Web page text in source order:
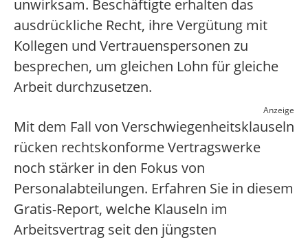
unwirksam. Beschäftigte erhalten das
ausdrückliche Recht, ihre Vergütung mit
Kollegen und Vertrauenspersonen zu
besprechen, um gleichen Lohn für gleiche
Arbeit durchzusetzen.
Anzeige
Mit dem Fall von Verschwiegenheitsklauseln
rücken rechtskonforme Vertragswerke
noch stärker in den Fokus von
Personalabteilungen. Erfahren Sie in diesem
Gratis-Report, welche Klauseln im
Arbeitsvertrag seit den jüngsten